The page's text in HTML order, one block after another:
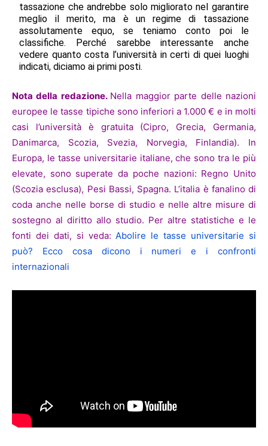
tassazione che andrebbe solo migliorato nel garantire
meglio il merito, ma è un regime di tassazione
assolutamente equo, se teniamo conto poi le
classifiche. Perché sarebbe interessante anche
vedere quanto costa l’università in certi di quei luoghi
indicati, diciamo ai primi posti.
Nota della redazione. Nella maggior parte delle nazioni
europee le tasse tipiche sono inferiori a 1.000 € e in molti
casi l’università è gratuita (Cipro, Grecia, Germania,
Danimarca, Scozia, Svezia, Norvegia, Finlandia). In
Europa, le tasse universitarie italiane, che sono tra le più
elevate, sono superate da poche nazioni: Regno Unito
(Scozia esclusa), Pesi Bassi, Spagna. L’italia è fanalino di
coda anche nelle borse di studio e nelle altre misure di
sostegno al diritto allo studio. Per altre statistiche e le
fonti dei dati, si veda: Abolire le tasse universitarie si
può? Ecco cosa dicono i numeri e i confronti
internazionali